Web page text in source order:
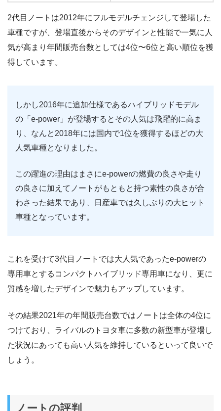
2代目ノートは2012年にフルモデルチェンジして登場した
車種ですが、登場直後からそのデザインと性能で一気に人
気が高まり年間販売台数としては4位〜6位と高い順位を獲
得しています。
しかし2016年に追加仕様であるハイブリッドモデル
の「e-power」が登場するとその人気は飛躍的に高ま
り、なんと2018年には国内で1位を獲得するほどの大
人気車種となりました。
この躍進の理由はまさにe-powerの燃費の良さや走り
の良さに加えてノートがもともと持つ素性の良さが合
わさった結果であり、日産車では久しぶりの大ヒット
車種となっています。
これを受けて3代目ノートでは大人気であったe-powerの
専用車とするコンパクトハイブリッド専用車になり、更に
質感を増したデザインで魅力もアップしています。
その結果2021年の年間販売台数ではノートは全体の4位に
つけており、ライバルのトヨタ車に多数の新型車が登場し
た状況にあっても高い人気を維持しているといって良いで
しょう。
ノートの評判